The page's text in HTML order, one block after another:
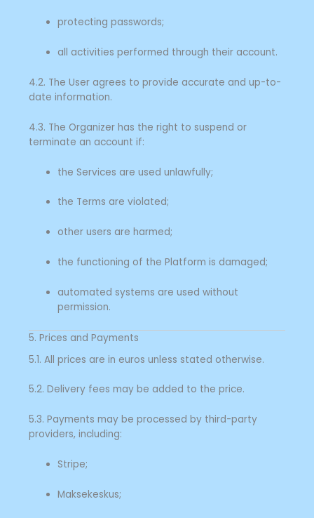
protecting passwords;
all activities performed through their account.
4.2. The User agrees to provide accurate and up-to-
date information.
4.3. The Organizer has the right to suspend or
terminate an account if:
the Services are used unlawfully;
the Terms are violated;
other users are harmed;
the functioning of the Platform is damaged;
automated systems are used without
permission.
5. Prices and Payments
5.1. All prices are in euros unless stated otherwise.
5.2. Delivery fees may be added to the price.
5.3. Payments may be processed by third-party
providers, including:
Stripe;
Maksekeskus;